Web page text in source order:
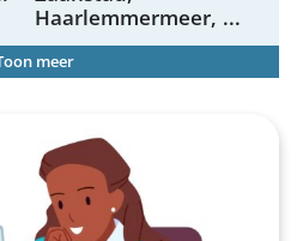
Haarlemmermeer ...
meer